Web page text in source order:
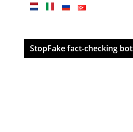
StopFake fact-checking bot